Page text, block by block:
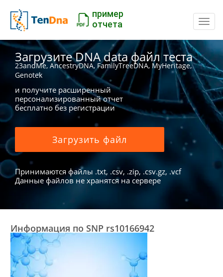
пример
отчета
Загрузите DNA data файл теста
23andMe, AncestryDNA, FamilyTreeDNA, MyHeritage,
Genotek
и получите расширенный
персонализированный отчет
бесплатно без регистрации
Загрузить файл
Принимаются файлы .txt, .csv, .zip, .csv.gz, .vcf
Данные файлов не хранятся на сервере
Информация по SNP rs10166942